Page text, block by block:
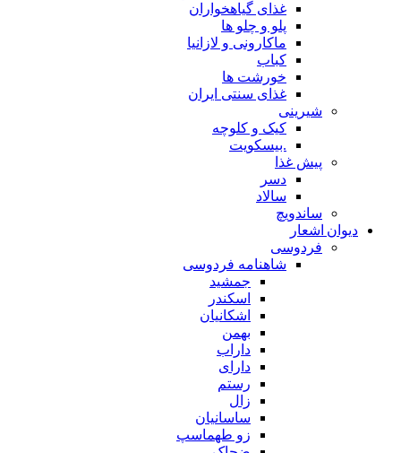
غذای گیاهخواران
پلو و چلو ها
ماکارونی و لازانیا
کباب
خورشت ها
غذای سنتی ایران
شیرینی
کیک و کلوچه
.بیسکویت
پیش غذا
دسر
سالاد
ساندویچ
دیوان اشعار
فردوسی
شاهنامه فردوسی
جمشید
اسکندر
اشکانیان
بهمن
داراب
دارای
رستم
زال
ساسانیان
زو طهماسپ‏